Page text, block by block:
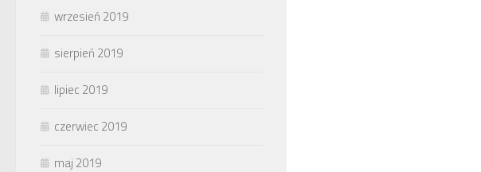
wrzesień 2019
sierpień 2019
lipiec 2019
czerwiec 2019
maj 2019